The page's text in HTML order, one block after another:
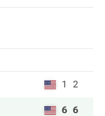
1 2
6 6